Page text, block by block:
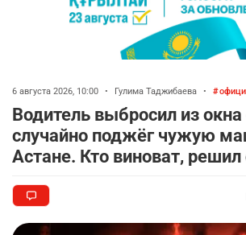
6 августа 2026, 10:00 • Гулима Таджибаева •
Водитель выбросил из окна
случайно поджёг чужую
Астане. Кто виноват, решил